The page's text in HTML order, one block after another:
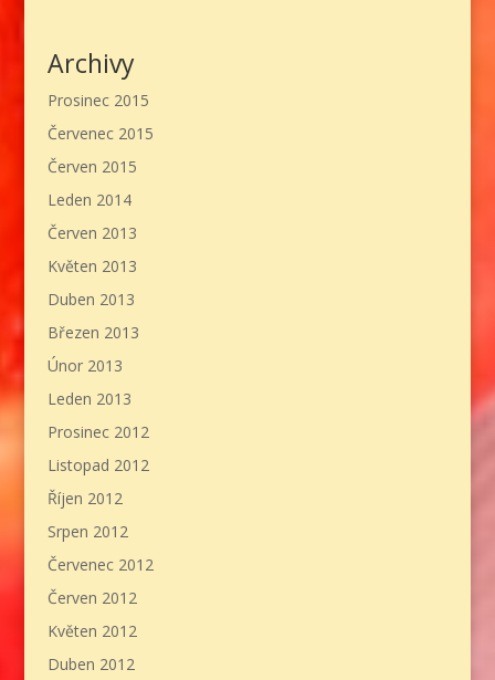
Archivy
Prosinec 2015
Červenec 2015
Červen 2015
Leden 2014
Červen 2013
Květen 2013
Duben 2013
Březen 2013
Únor 2013
Leden 2013
Prosinec 2012
Listopad 2012
Říjen 2012
Srpen 2012
Červenec 2012
Červen 2012
Květen 2012
Duben 2012